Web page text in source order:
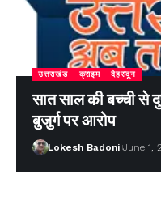
उत्तराखंड क्राइम देहरादून
सात साल की बच्ची से
बुजुर्ग पर आरोप
Lokesh Badoni June 1,